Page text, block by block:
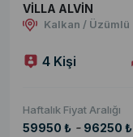
VİLLA ALVİN
Kalkan / Üzümlü
4 Kişi
Haftalık Fiyat Aralığı
59950 ₺ - 96250 ₺